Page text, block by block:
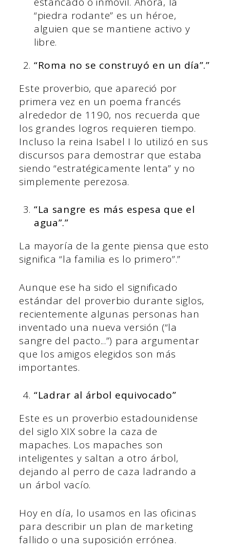
“piedra rodante” es un héroe,
alguien que se mantiene activo y
libre.
“Roma no se construyó en un día”.”
Este proverbio, que apareció por
primera vez en un poema francés
alrededor de 1190, nos recuerda que
los grandes logros requieren tiempo.
Incluso la reina Isabel I lo utilizó en sus
discursos para demostrar que estaba
siendo “estratégicamente lenta” y no
simplemente perezosa.
“La sangre es más espesa que el
agua”.”
La mayoría de la gente piensa que esto
significa “la familia es lo primero”.”
Aunque ese ha sido el significado
estándar del proverbio durante siglos,
recientemente algunas personas han
inventado una nueva versión (“la
sangre del pacto...”) para argumentar
que los amigos elegidos son más
importantes.
“Ladrar al árbol equivocado”
Este es un proverbio estadounidense
del siglo XIX sobre la caza de
mapaches. Los mapaches son
inteligentes y saltan a otro árbol,
dejando al perro de caza ladrando a
un árbol vacío.
Hoy en día, lo usamos en las oficinas
para describir un plan de marketing
fallido o una suposición errónea.